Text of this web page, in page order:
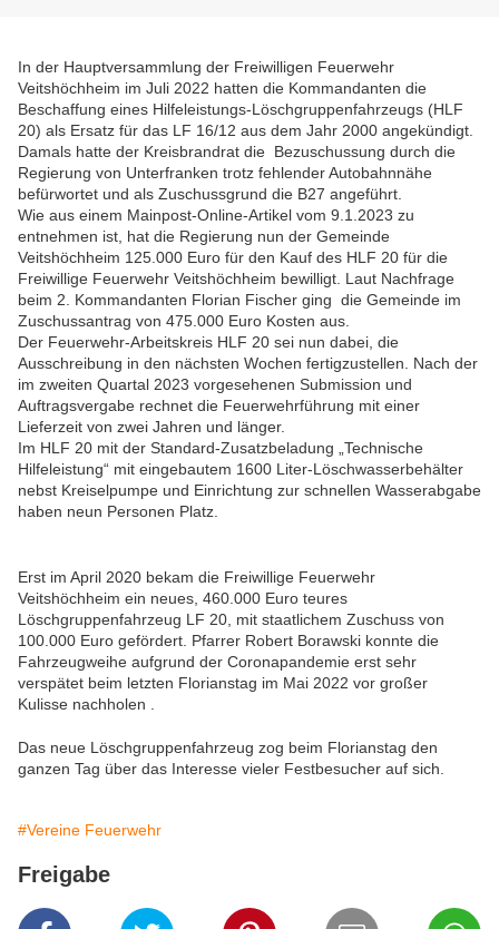
In der Hauptversammlung der Freiwilligen Feuerwehr
Veitshöchheim im Juli 2022 hatten die Kommandanten die
Beschaffung eines Hilfeleistungs-Löschgruppenfahrzeugs (HLF
20) als Ersatz für das LF 16/12 aus dem Jahr 2000 angekündigt.
Damals hatte der Kreisbrandrat die Bezuschussung durch die
Regierung von Unterfranken trotz fehlender Autobahnnähe
befürwortet und als Zuschussgrund die B27 angeführt.
Wie aus einem Mainpost-Online-Artikel vom 9.1.2023 zu
entnehmen ist, hat die Regierung nun der Gemeinde
Veitshöchheim 125.000 Euro für den Kauf des HLF 20 für die
Freiwillige Feuerwehr Veitshöchheim bewilligt. Laut Nachfrage
beim 2. Kommandanten Florian Fischer ging die Gemeinde im
Zuschussantrag von 475.000 Euro Kosten aus.
Der Feuerwehr-Arbeitskreis HLF 20 sei nun dabei, die
Ausschreibung in den nächsten Wochen fertigzustellen. Nach der
im zweiten Quartal 2023 vorgesehenen Submission und
Auftragsvergabe rechnet die Feuerwehrführung mit einer
Lieferzeit von zwei Jahren und länger.
Im HLF 20 mit der Standard-Zusatzbeladung „Technische
Hilfeleistung“ mit eingebautem 1600 Liter-Löschwasserbehälter
nebst Kreiselpumpe und Einrichtung zur schnellen Wasserabgabe
haben neun Personen Platz.
Erst im April 2020 bekam die Freiwillige Feuerwehr
Veitshöchheim ein neues, 460.000 Euro teures
Löschgruppenfahrzeug LF 20, mit staatlichem Zuschuss von
100.000 Euro gefördert. Pfarrer Robert Borawski konnte die
Fahrzeugweihe aufgrund der Coronapandemie erst sehr
verspätet beim letzten Florianstag im Mai 2022 vor großer
Kulisse nachholen .
Das neue Löschgruppenfahrzeug zog beim Florianstag den
ganzen Tag über das Interesse vieler Festbesucher auf sich.
#Vereine Feuerwehr
Freigabe